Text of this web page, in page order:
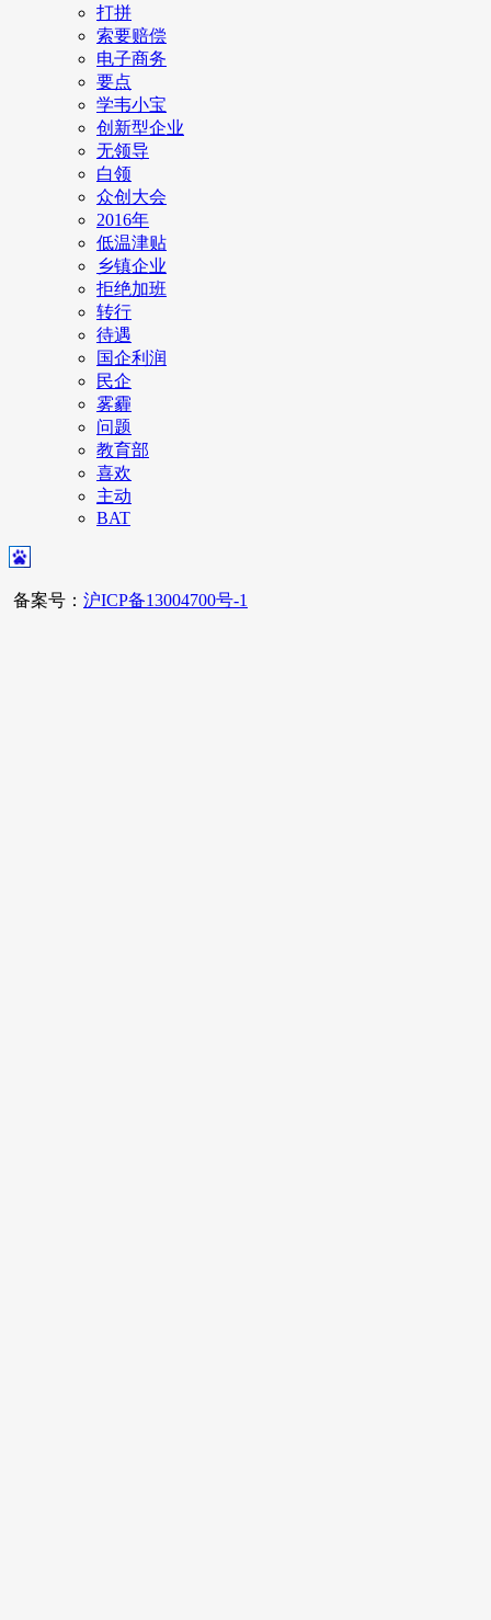
打拼
索要赔偿
电子商务
要点
学韦小宝
创新型企业
无领导
白领
众创大会
2016年
低温津贴
乡镇企业
拒绝加班
转行
待遇
国企利润
民企
雾霾
问题
教育部
喜欢
主动
BAT
备案号： 沪ICP备13004700号-1